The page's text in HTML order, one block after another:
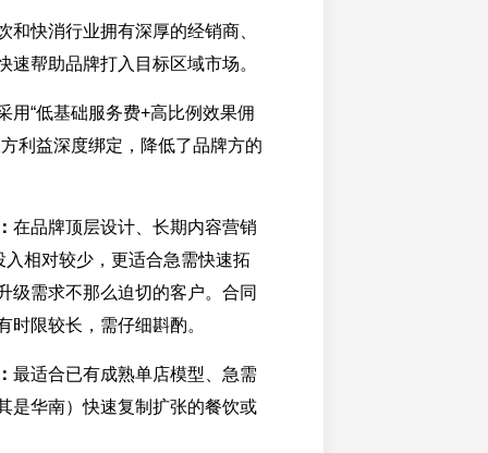
和快消行业拥有深厚的经销商、
速帮助品牌打入目标区域市场。
用“低基础服务费+高比例效果佣
利益深度绑定，降低了品牌方的
在品牌顶层设计、长期内容营销
入相对较少，更适合急需快速拓
级需求不那么迫切的客户。合同
时限较长，需仔细斟酌。
最适合已有成熟单店模型、急需
是华南）快速复制扩张的餐饮或